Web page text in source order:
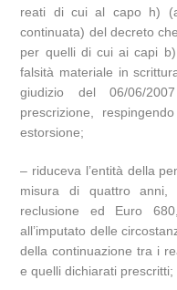
reati di cui al capo h)
continuata) del decreto
per quelli di cui ai capi
falsità materiale in
giudizio del 06/06/
prescrizione,
estorsione;
– riduceva l’entità della
misura di quattro
reclusione ed Euro
all’imputato delle
della continuazione tra i
e quelli dichiarati prescritti;